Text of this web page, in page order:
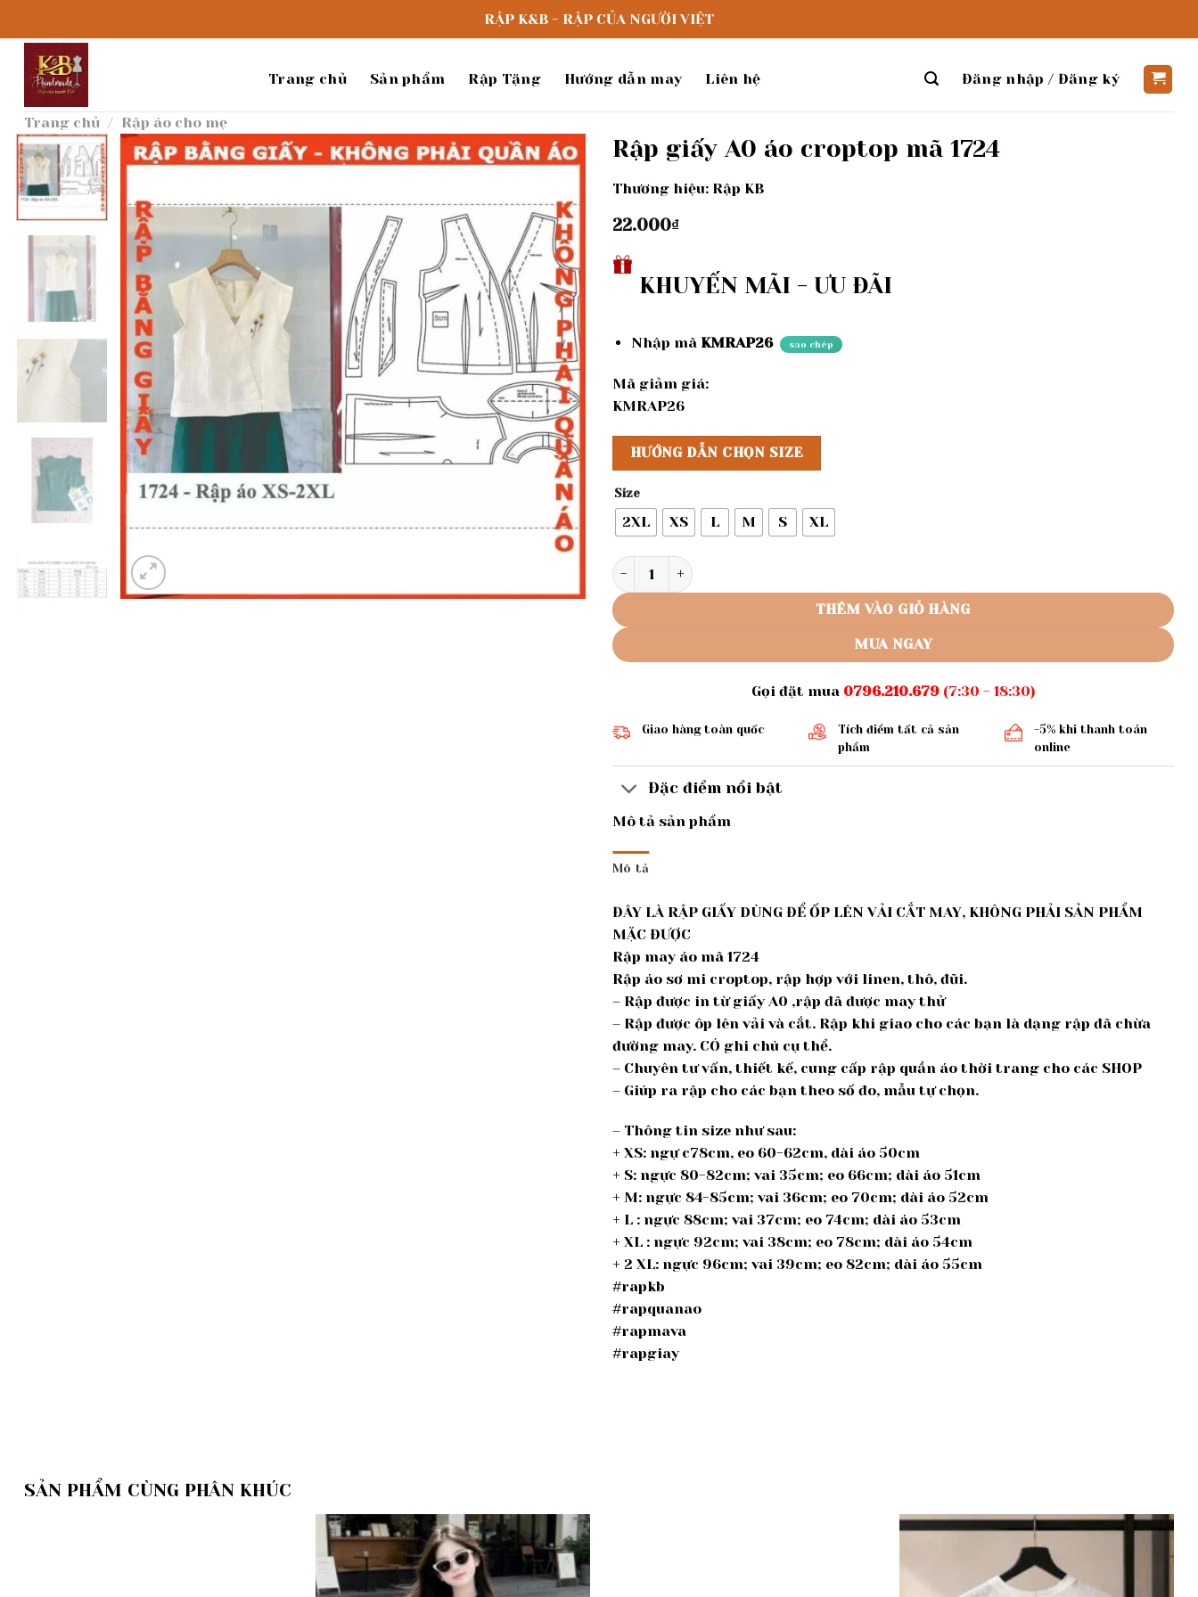
dung
RẬP K&B - RẬP CỦA NGƯỜI VIỆT
Trang chủ Sản phẩm Rập Tặng Hướng dẫn may Liên hệ Đăng nhập / Đăng ký
Trang chủ / Rập áo cho mẹ
wishlist
Rập giấy A0 áo croptop mã 1724
Thương hiệu: Rập KB
22.000₫
KHUYẾN MÃI - ƯU ĐÃI
Nhập mã KMRAP26 sao chép
Mã giảm giá:
KMRAP26
HƯỚNG DẪN CHỌN SIZE
Size
2XL XS L M S XL
Rập giấy A0 áo croptop mã 1724 số lượng
THÊM VÀO GIỎ HÀNG
MUA NGAY
Gọi đặt mua 0796.210.679(7:30 - 18:30)
Giao hàng toàn quốc
Tích điểm tất cả sản
phẩm
-5% khi thanh toán
online
Đặc điểm nổi bật
Mô tả sản phẩm
Mô tả
ĐÂY LÀ RẬP GIẤY DÙNG ĐỂ ỐP LÊN VẢI CẮT MAY, KHÔNG PHẢI SẢN PHẨM
MẶC ĐƯỢC
Rập may áo mã 1724
Rập áo sơ mi croptop, rập hợp với linen, thô, đũi.
– Rập được in từ giấy A0 ,rập đã được may thử
– Rập được ôp lên vải và cắt. Rập khi giao cho các bạn là dạng rập đã chừa
đường may. CÓ ghi chú cụ thể.
– Chuyên tư vấn, thiết kế, cung cấp rập quần áo thời trang cho các SHOP
– Giúp ra rập cho các bạn theo số đo, mẫu tự chọn.
– Thông tin size như sau:
+ XS: ngự c78cm, eo 60-62cm, dài áo 50cm
+ S: ngực 80-82cm; vai 35cm; eo 66cm; dài áo 51cm
+ M: ngực 84-85cm; vai 36cm; eo 70cm; dài áo 52cm
+ L : ngực 88cm; vai 37cm; eo 74cm; dài áo 53cm
+ XL : ngực 92cm; vai 38cm; eo 78cm; dài áo 54cm
+ 2 XL: ngực 96cm; vai 39cm; eo 82cm; dài áo 55cm
#rapkb
#rapquanao
#rapmava
#rapgiay
SẢN PHẨM CÙNG PHÂN KHÚC
Add to
wishlist